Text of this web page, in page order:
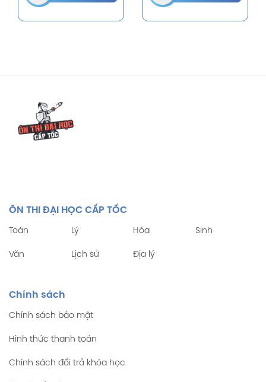
ÔN THI ĐẠI HỌC CẤP TỐC
Toán Lý Hóa Sinh
Văn Lịch sử Địa lý
Chính sách
Chính sách bảo mật
Hình thức thanh toán
Chính sách đổi trả khóa học